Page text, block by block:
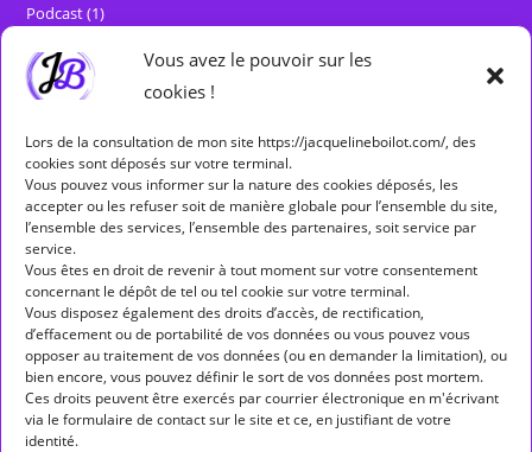
Vous avez le pouvoir sur les
cookies !
Lors de la consultation de mon site https://jacquelineboilot.com/, des
cookies sont déposés sur votre terminal.
Vous pouvez vous informer sur la nature des cookies déposés, les
accepter ou les refuser soit de manière globale pour l’ensemble du site,
l’ensemble des services, l’ensemble des partenaires, soit service par
service.
Vous êtes en droit de revenir à tout moment sur votre consentement
concernant le dépôt de tel ou tel cookie sur votre terminal.
Vous disposez également des droits d’accès, de rectification,
d’effacement ou de portabilité de vos données ou vous pouvez vous
opposer au traitement de vos données (ou en demander la limitation), ou
bien encore, vous pouvez définir le sort de vos données post mortem.
Ces droits peuvent être exercés par courrier électronique en m'écrivant
via le formulaire de contact sur le site et ce, en justifiant de votre
identité.
Podcast(1)
Rétrogradations et marches directes(29)
Séminaires
Étiquettes
ALLÔ ALLÔ MERCURE ASPECT ASPECTS
ASTROLOGIE ASTROLOGIE HUMANISTE
ASTROLOGIE MONDIALE ASTÉROÏDES BALANCE
BÉLIER CANCER CAPRICORNE CARRÉ
CONJONCTION ENTRÉE DE PLANÈTE EN SIGNE
FORMATION JUNON